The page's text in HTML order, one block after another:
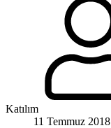
Katılım
11 Temmuz 2018